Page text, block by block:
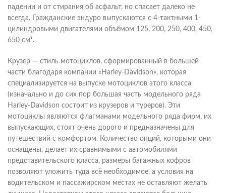
падении и от стирания об асфальт, но спасает далеко не
всегда. Гражданские эндуро выпускаются с 4-тактными 1-
цилиндровыми двигателями объёмом 125, 200, 250, 400, 450,
650 см³.
Крузер — стиль мотоциклов, сформированный в большей
части благодаря компании «Harley-Davidson», которая
специализируется на выпуске мотоциклов этого класса
(изначально и до сих пор большая часть модельного ряда
Harley-Davidson состоит из крузеров и туреров). Эти
мотоциклы являются флагманами модельного ряда фирм, их
выпускающих, стоят очень дорого и предназначены для
путешествий с комфортом. Количество опций, которыми они
оснащены, делает их сравнимыми с автомобилями
представительского класса, размеры багажных кофров
позволяют уложить туда всё необходимое, а условия на
водительском и пассажирском местах не оставляют желать